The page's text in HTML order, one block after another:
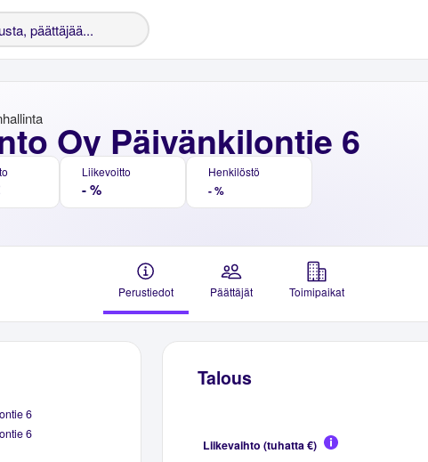
Oy Päivänkilontie 6
Liikevoitto
- %
Henkilöstö
- %
Perustiedot Päättäjät Toimipaikat
6
6
Talous
Liikevaihto (tuhatta €)